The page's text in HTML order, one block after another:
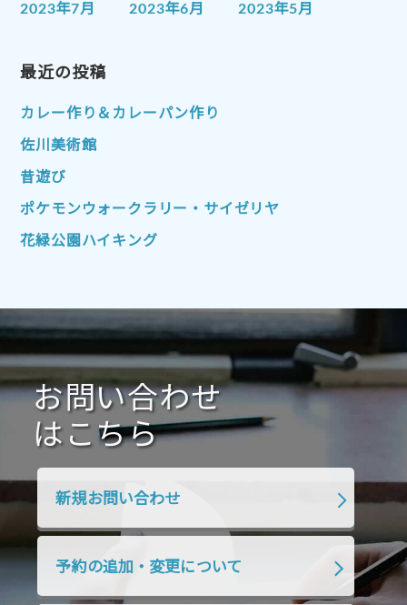
2023年7月 2023年6月 2023年5月
2023年1月
2022年10月 2022年9月
2022年7月
2022年4月
2022年1月 2021年12月 2021年11月
2021年10月 2021年9月
2021年1月 2020年12月 2020年11月
2020年10月 2020年9月 2020年8月
2020年7月 2020年6月 2020年5月
2020年4月 2020年3月 2020年2月
2019年9月
2019年4月
最近の投稿
カレー作り＆カレーパン作り
佐川美術館
昔遊び
ポケモンウォークラリー・サイゼリヤ
花緑公園ハイキング
お問い合わせ
はこちら
新規お問い合わせ
予約の追加・変更について